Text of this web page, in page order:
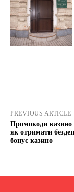
PREVIOUS ARTICLE
Промокоди казино
як отримати
бонус казино